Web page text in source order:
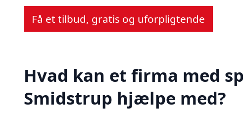
Få et tilbud, gratis og uforpligtende
Hvad kan et firma med
Smidstrup hjælpe med?